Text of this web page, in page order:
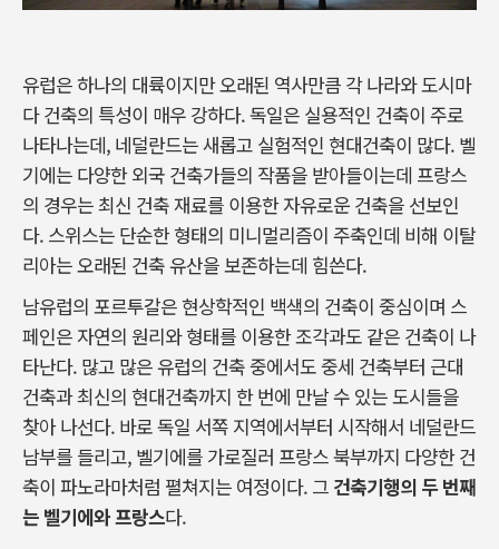
유럽은 하나의 대륙이지만 오래된 역사만큼 각 나라와 도시마
다 건축의 특성이 매우 강하다. 독일은 실용적인 건축이 주로
나타나는데, 네덜란드는 새롭고 실험적인 현대건축이 많다. 벨
기에는 다양한 외국 건축가들의 작품을 받아들이는데 프랑스
의 경우는 최신 건축 재료를 이용한 자유로운 건축을 선보인
다. 스위스는 단순한 형태의 미니멀리즘이 주축인데 비해 이탈
리아는 오래된 건축 유산을 보존하는데 힘쓴다.
남유럽의 포르투갈은 현상학적인 백색의 건축이 중심이며 스
페인은 자연의 원리와 형태를 이용한 조각과도 같은 건축이 나
타난다. 많고 많은 유럽의 건축 중에서도 중세 건축부터 근대
건축과 최신의 현대건축까지 한 번에 만날 수 있는 도시들을
찾아 나선다. 바로 독일 서쪽 지역에서부터 시작해서 네덜란드
남부를 들리고, 벨기에를 가로질러 프랑스 북부까지 다양한 건
축이 파노라마처럼 펼쳐지는 여정이다. 그 건축기행의 두 번째
는 벨기에와 프랑스다.